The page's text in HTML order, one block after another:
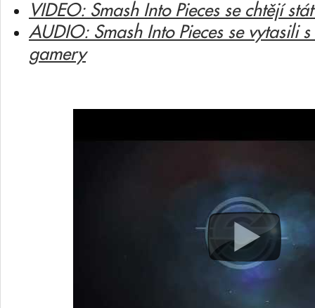
VIDEO: Smash Into Pieces se chtějí
AUDIO: Smash Into Pieces se vytasili
gamery